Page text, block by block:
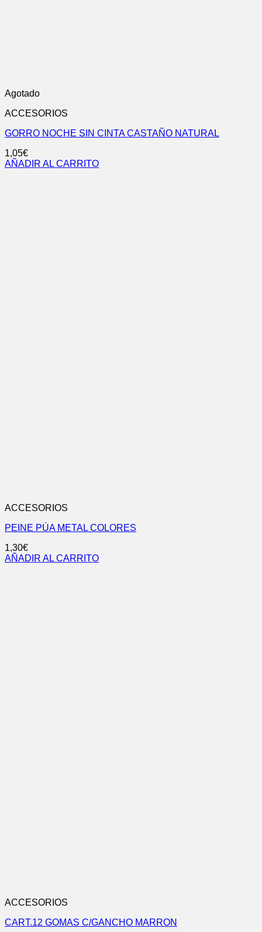
Agotado
ACCESORIOS
GORRO NOCHE SIN CINTA CASTAÑO NATURAL
1,05€
AÑADIR AL CARRITO
ACCESORIOS
PEINE PÚA METAL COLORES
1,30€
AÑADIR AL CARRITO
ACCESORIOS
CART.12 GOMAS C/GANCHO MARRON